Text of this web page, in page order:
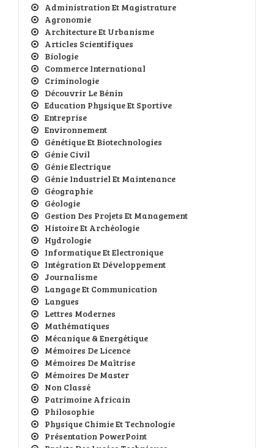
Administration Et Magistrature
Agronomie
Architecture Et Urbanisme
Articles Scientifiques
Biologie
Commerce International
Criminologie
Découvrir Le Bénin
Education Physique Et Sportive
Entreprise
Environnement
Génétique Et Biotechnologies
Génie Civil
Génie Electrique
Génie Industriel Et Maintenance
Géographie
Géologie
Gestion Des Projets Et Management
Histoire Et Archéologie
Hydrologie
Informatique Et Electronique
Intégration Et Développement
Journalisme
Langage Et Communication
Langues
Lettres Modernes
Mathématiques
Mécanique & Energétique
Mémoires De Licence
Mémoires De Maîtrise
Mémoires De Master
Non Classé
Patrimoine Africain
Philosophie
Physique Chimie Et Technologie
Présentation PowerPoint